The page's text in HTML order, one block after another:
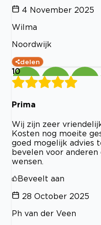
4 November 2025
Wilma
Noordwijk
delen
10
Prima
Wij zijn zeer
Kosten nog moeite
goed mogelijk advies
bevelen voor anderen
wensen.
Beveelt aan
28 October 2025
Ph van der Veen